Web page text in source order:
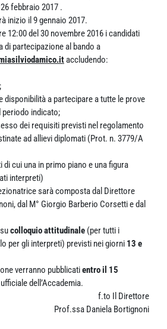
febbraio 2017 .
inizio il 9 gennaio 2017.
12:00 del 30 novembre 2016 i candidati
di partecipazione al bando a
accludendo:
disponibilità a partecipare a tutte le prove
periodo indicato;
dei requisiti previsti nel regolamento
ad allievi diplomati (Prot. n. 3779/A
cui una in primo piano e una figura
interpreti)
sarà composta dal Direttore
dal M° Giorgio Barberio Corsetti e dal
colloquio attitudinale (per tutti i
per gli interpreti) previsti nei giorni 13 e
verranno pubblicatientro il 15
dell’Accademia.
f.to Il Direttore
Prof.ssa Daniela Bortignoni